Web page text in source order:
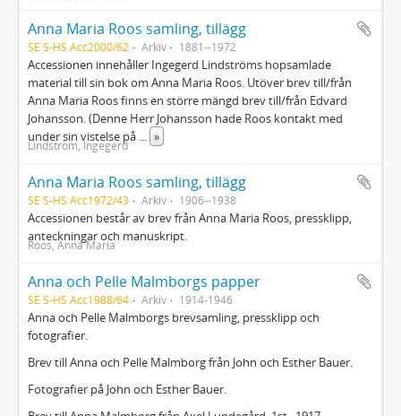
Anna Maria Roos samling, tillägg
SE S-HS Acc2000/62 Arkiv 1881--1972
Accessionen innehåller Ingegerd Lindströms hopsamlade
material till sin bok om Anna Maria Roos. Utöver brev till/från
Anna Maria Roos finns en större mängd brev till/från Edvard
Johansson. (Denne Herr Johansson hade Roos kontakt med
under sin vistelse på ... »
Lindström, Ingegerd
Anna Maria Roos samling, tillägg
SE S-HS Acc1972/43 Arkiv 1906--1938
Accessionen består av brev från Anna Maria Roos, pressklipp,
anteckningar och manuskript.
Roos, Anna Maria
Anna och Pelle Malmborgs papper
SE S-HS Acc1988/64 Arkiv 1914-1946
Anna och Pelle Malmborgs brevsamling, pressklipp och
fotografier.
Brev till Anna och Pelle Malmborg från John och Esther Bauer.
Fotografier på John och Esther Bauer.